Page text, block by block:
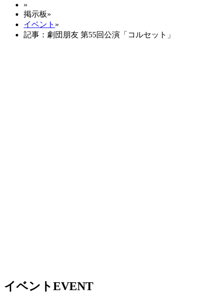
»
掲示板»
イベント »
記事：劇団朋友 第55回公演「コルセット」
イベントEVENT